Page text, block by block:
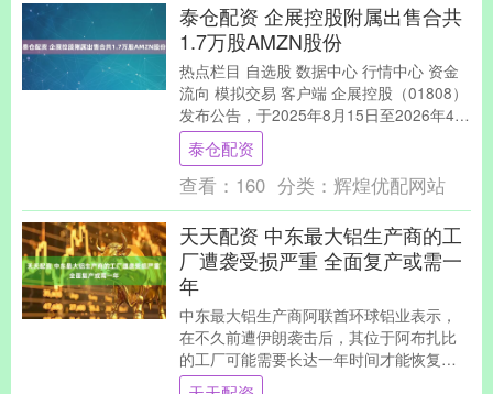
泰仓配资 企展控股附属出售合共
1.7万股AMZN股份
热点栏目 自选股 数据中心 行情中心 资金
流向 模拟交易 客户端 企展控股（01808）
发布公告，于2025年8月15日至2026年4月
30日期间，本公司的全资....
泰仓配资
查看： 160 分类： 辉煌优配网站
天天配资 中东最大铝生产商的工
厂遭袭受损严重 全面复产或需一
年
中东最大铝生产商阿联酋环球铝业表示，
在不久前遭伊朗袭击后，其位于阿布扎比
的工厂可能需要长达一年时间才能恢复全
面生产。 阿联酋环球铝业表示，Al